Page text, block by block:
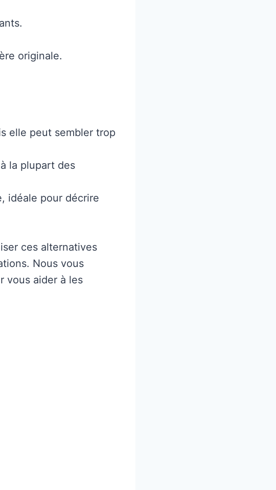
originale.
elle peut sembler trop
la plupart des
idéale pour décrire
ces alternatives
Nous vous
vous aider à les